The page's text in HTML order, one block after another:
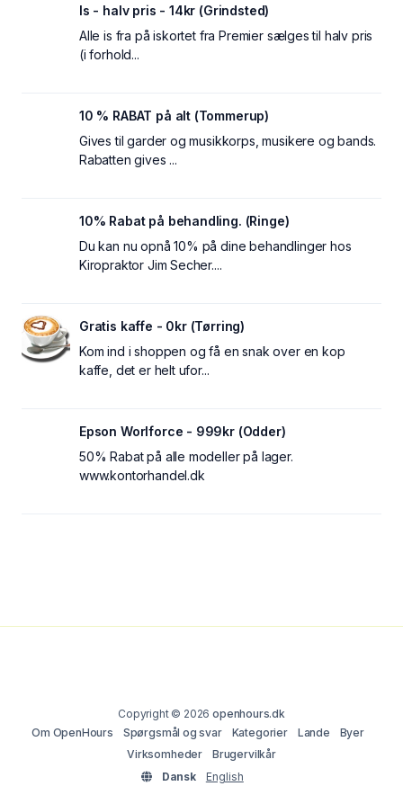
Is - halv pris - 14kr (Grindsted)
Alle is fra på iskortet fra Premier sælges til halv pris
(i forhold...
10 % RABAT på alt (Tommerup)
Gives til garder og musikkorps, musikere og bands.
Rabatten gives ...
10% Rabat på behandling. (Ringe)
Du kan nu opnå 10% på dine behandlinger hos
Kiropraktor Jim Secher....
Gratis kaffe - 0kr (Tørring)
Kom ind i shoppen og få en snak over en kop
kaffe, det er helt ufor...
Epson Worlforce - 999kr (Odder)
50% Rabat på alle modeller på lager.
www.kontorhandel.dk
Copyright © 2026openhours.dk
Om OpenHours
Spørgsmål og svar Kategorier Lande
Byer
Virksomheder
Brugervilkår
Dansk
English